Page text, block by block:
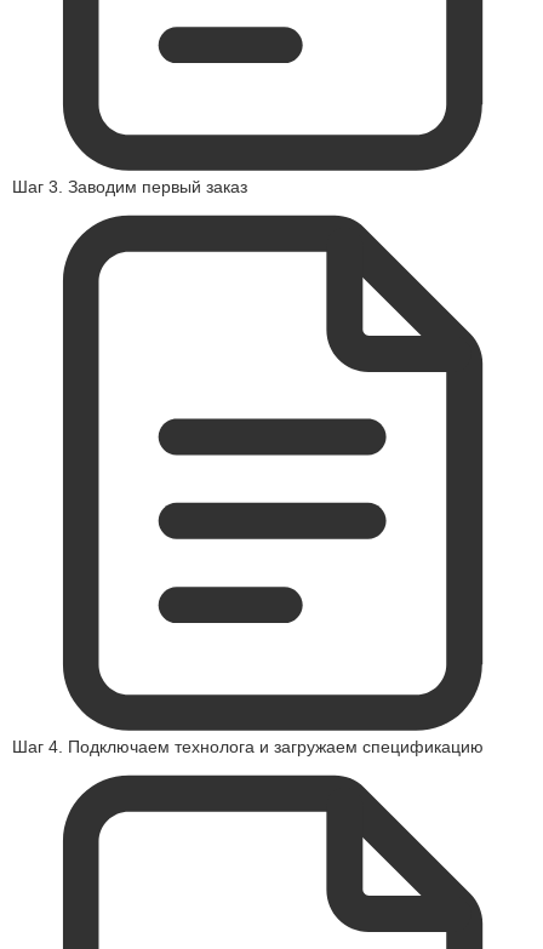
Шаг 3. Заводим первый заказ
Шаг 4. Подключаем технолога и загружаем спецификацию